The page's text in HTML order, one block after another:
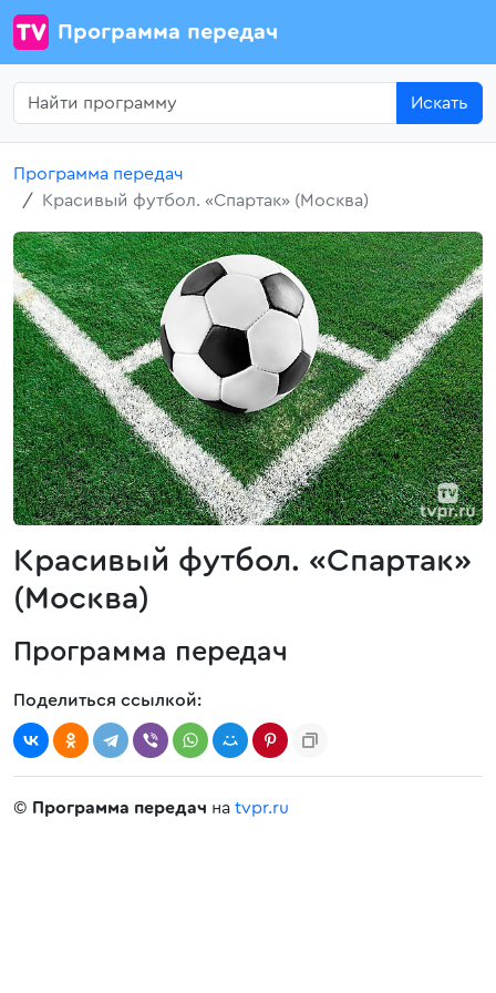
Программа передач
Искать
Программа передач
Красивый футбол. «Спартак» (Москва)
Красивый футбол. «Спартак»
(Москва)
Программа передач
Поделиться ссылкой:
© Программа передач на tvpr.ru